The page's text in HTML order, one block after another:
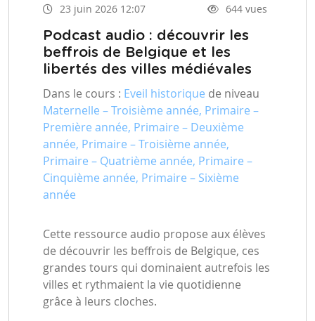
23 juin 2026 12:07 644 vues
Podcast audio : découvrir les
beffrois de Belgique et les
libertés des villes médiévales
Dans le cours : Eveil historique de niveau
Maternelle – Troisième année, Primaire –
Première année, Primaire – Deuxième
année, Primaire – Troisième année,
Primaire – Quatrième année, Primaire –
Cinquième année, Primaire – Sixième
année
Cette ressource audio propose aux élèves
de découvrir les beffrois de Belgique, ces
grandes tours qui dominaient autrefois les
villes et rythmaient la vie quotidienne
grâce à leurs cloches.